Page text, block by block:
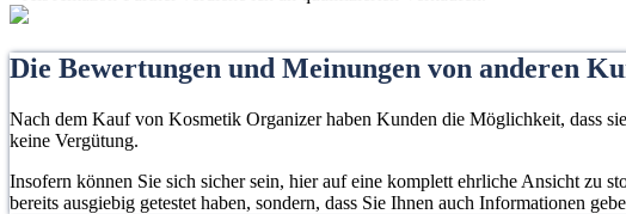
Die Bewertungen und Meinungen von anderen
Nach dem Kauf von Kosmetik Organizer haben Kunden die Möglichkeit, dass
keine Vergütung.
Insofern können Sie sich sicher sein, hier auf eine komplett ehrliche Ansicht zu
bereits ausgiebig getestet haben, sondern, dass Sie Ihnen auch Informationen